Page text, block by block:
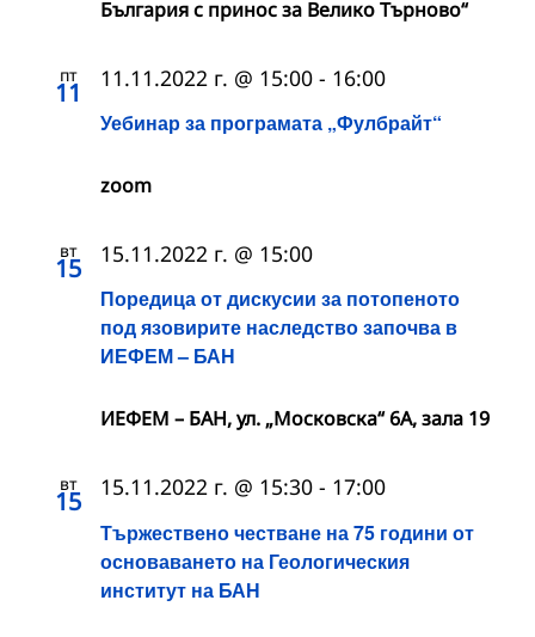
България с принос за Велико Търново“
пт
11
Уебинар за програмата „Фулбрайт“
11.11.2022 г. @ 15:00 - 16:00
zoom
вт
15
Поредица от дискусии за потопеното
под язовирите наследство започва в
ИЕФЕМ – БАН
15.11.2022 г. @ 15:00
ИЕФЕМ – БАН, ул. „Московска“ 6А, зала 19
вт
15
Тържествено честване на 75 години от
основаването на Геологическия
институт на БАН
15.11.2022 г. @ 15:30 - 17:00